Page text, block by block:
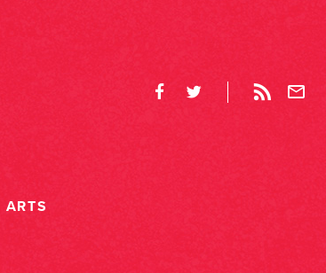
ARTS